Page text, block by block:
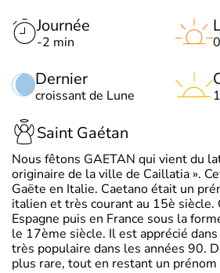
Journée
-2 min
Dernier
croissant de Lune
Saint Gaétan
Nous fêtons GAETAN qui vient du
originaire de la ville de Caillatia ».
Gaëte en Italie. Caetano était un
italien et très courant au 15è siècle.
Espagne puis en France sous la
le 17ème siècle. Il est apprécié
très populaire dans les années 90.
plus rare, tout en restant un